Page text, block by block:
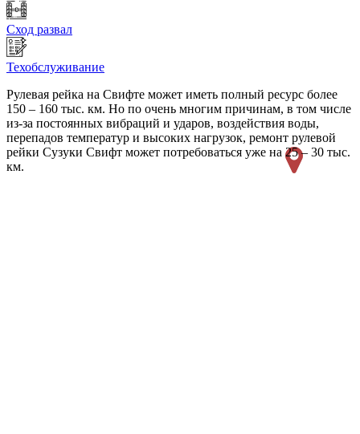
Сход развал
Техобслуживание
Рулевая рейка на Свифте может иметь полный ресурс более
150 – 160 тыс. км. Но по очень многим причинам, в том числе
из-за постоянных вибраций и ударов, воздействия воды,
перепадов температур и высоких нагрузок, ремонт рулевой
рейки Сузуки Свифт может потребоваться уже на 25 – 30 тыс.
км.